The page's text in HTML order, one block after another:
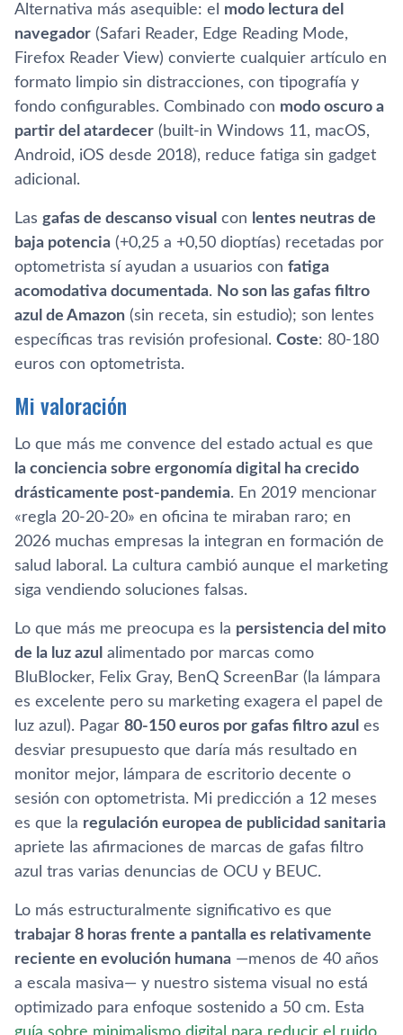
Alternativa más asequible: el modo lectura del
navegador (Safari Reader, Edge Reading Mode,
Firefox Reader View) convierte cualquier artículo en
formato limpio sin distracciones, con tipografía y
fondo configurables. Combinado con modo oscuro a
partir del atardecer (built-in Windows 11, macOS,
Android, iOS desde 2018), reduce fatiga sin gadget
adicional.
Las gafas de descanso visual con lentes neutras de
baja potencia (+0,25 a +0,50 dioptías) recetadas por
optometrista sí ayudan a usuarios con fatiga
acomodativa documentada. No son las gafas filtro
azul de Amazon (sin receta, sin estudio); son lentes
específicas tras revisión profesional. Coste: 80-180
euros con optometrista.
Mi valoración
Lo que más me convence del estado actual es que
la conciencia sobre ergonomía digital ha crecido
drásticamente post-pandemia. En 2019 mencionar
«regla 20-20-20» en oficina te miraban raro; en
2026 muchas empresas la integran en formación de
salud laboral. La cultura cambió aunque el marketing
siga vendiendo soluciones falsas.
Lo que más me preocupa es la persistencia del mito
de la luz azul alimentado por marcas como
BluBlocker, Felix Gray, BenQ ScreenBar (la lámpara
es excelente pero su marketing exagera el papel de
luz azul). Pagar 80-150 euros por gafas filtro azul es
desviar presupuesto que daría más resultado en
monitor mejor, lámpara de escritorio decente o
sesión con optometrista. Mi predicción a 12 meses
es que la regulación europea de publicidad sanitaria
apriete las afirmaciones de marcas de gafas filtro
azul tras varias denuncias de OCU y BEUC.
Lo más estructuralmente significativo es que
trabajar 8 horas frente a pantalla es relativamente
reciente en evolución humana —menos de 40 años
a escala masiva— y nuestro sistema visual no está
optimizado para enfoque sostenido a 50 cm. Esta